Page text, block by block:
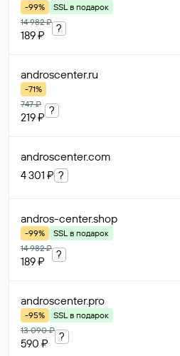
-99%
SSL в подарок
14 982 ₽
189 ₽
?
androscenter.ru
-71%
747 ₽
219 ₽
?
androscenter.com
4 301 ₽ ?
andros-center.shop
-99%
SSL в подарок
14 982 ₽
189 ₽
?
androscenter.pro
-95%
SSL в подарок
13 090 ₽
590 ₽
?